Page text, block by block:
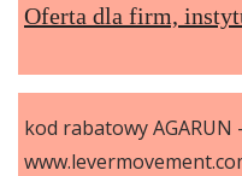
Oferta dla firm,
kod rabatowy AGARUN